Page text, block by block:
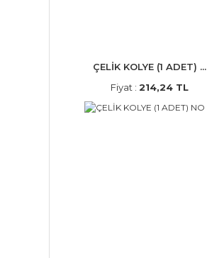
ÇELİK KOLYE (1 ADET) ...
Fiyat : 214,24 TL